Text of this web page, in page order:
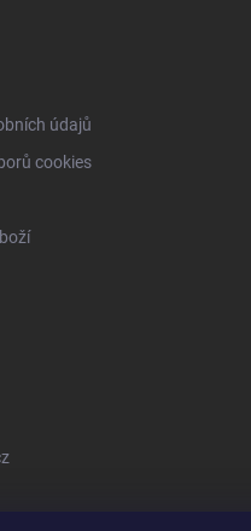
údajů
cookies